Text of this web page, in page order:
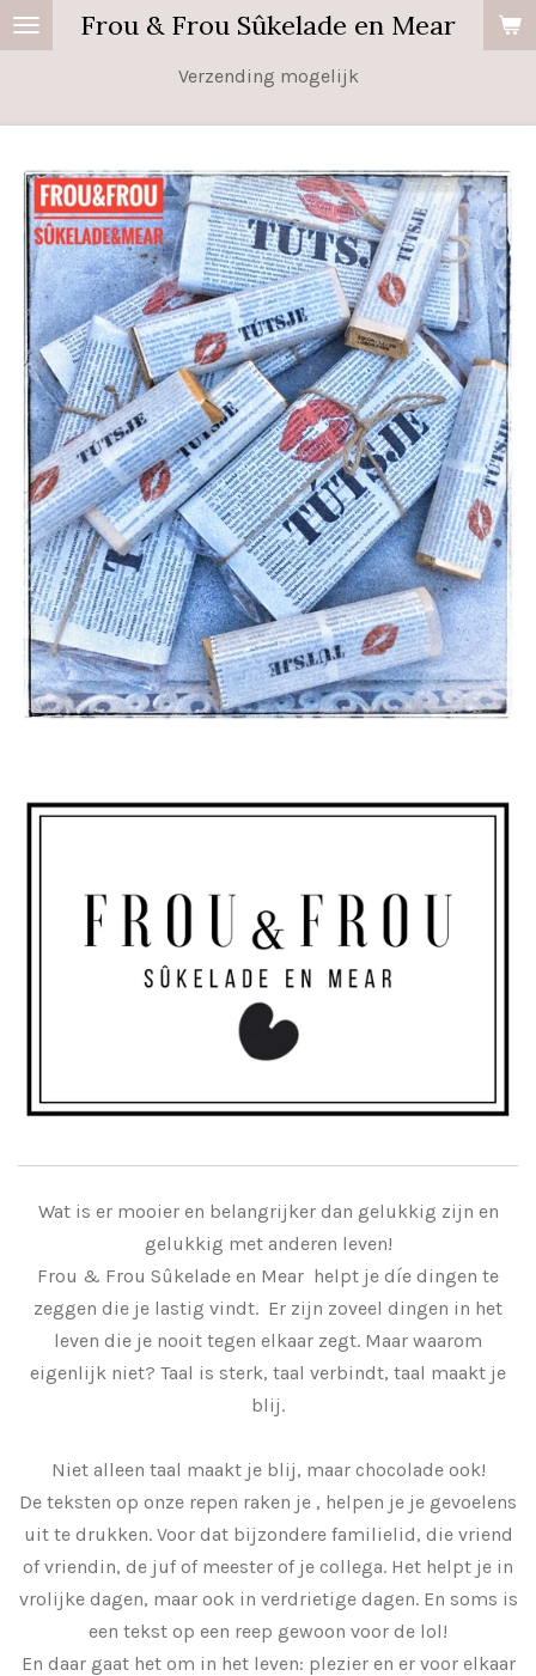
Ga
de
Frou & Frou Sûkelade en Mear
Verzending mogelijk
Wat is er mooier en belangrijker dan gelukkig zijn en
gelukkig met anderen leven!
Frou & Frou Sûkelade en Mear helpt je díe dingen te
zeggen die je lastig vindt. Er zijn zoveel dingen in het
leven die je nooit tegen elkaar zegt. Maar waarom
eigenlijk niet? Taal is sterk, taal verbindt, taal maakt je
blij.
Niet alleen taal maakt je blij, maar chocolade ook!
De teksten op onze repen raken je , helpen je je gevoelens
uit te drukken. Voor dat bijzondere familielid, die vriend
of vriendin, de juf of meester of je collega. Het helpt je in
vrolijke dagen, maar ook in verdrietige dagen. En soms is
een tekst op een reep gewoon voor de lol!
En daar gaat het om in het leven: plezier en er voor elkaar